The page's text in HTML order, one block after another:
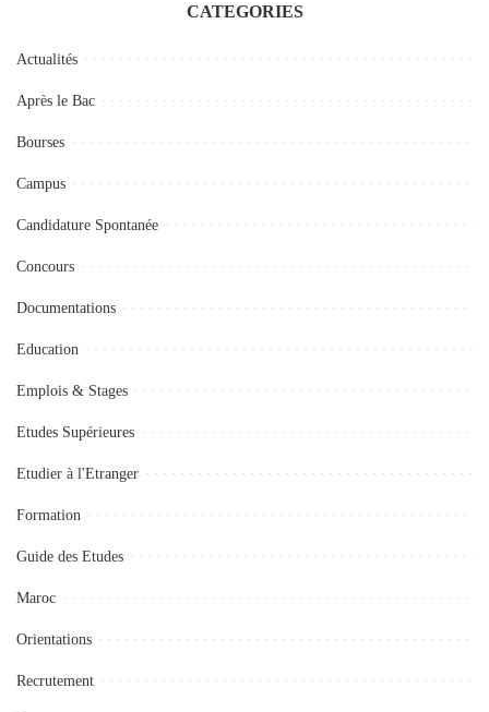
CATEGORIES
Actualités
Après le Bac
Bourses
Campus
Candidature Spontanée
Concours
Documentations
Education
Emplois & Stages
Etudes Supérieures
Etudier à l'Etranger
Formation
Guide des Etudes
Maroc
Orientations
Recrutement